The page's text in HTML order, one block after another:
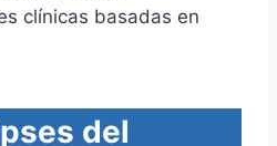
clínicas basadas en
del